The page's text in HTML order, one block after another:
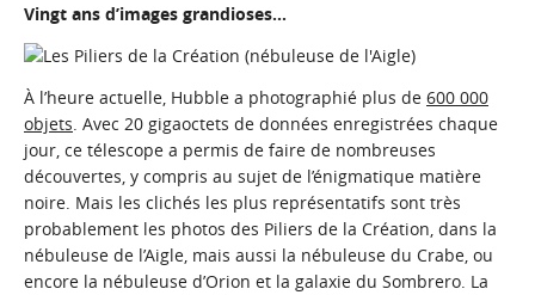
Vingt ans d’images grandioses…
À l’heure actuelle, Hubble a photographié plus de 600 000
objets. Avec 20 gigaoctets de données enregistrées chaque
jour, ce télescope a permis de faire de nombreuses
découvertes, y compris au sujet de l’énigmatique matière
noire. Mais les clichés les plus représentatifs sont très
probablement les photos des Piliers de la Création, dans la
nébuleuse de l’Aigle, mais aussi la nébuleuse du Crabe, ou
encore la nébuleuse d’Orion et la galaxie du Sombrero. La